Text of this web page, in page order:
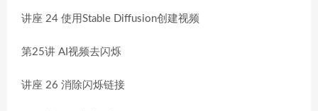
讲座 24 使用Stable Diffusion创建视频
第25讲 AI视频去闪烁
讲座 26 消除闪烁链接